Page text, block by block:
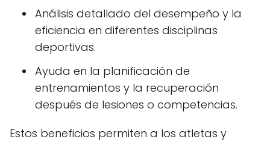
Análisis detallado del desempeño y la
eficiencia en diferentes disciplinas
deportivas.
Ayuda en la planificación de
entrenamientos y la recuperación
después de lesiones o competencias.
Estos beneficios permiten a los atletas y